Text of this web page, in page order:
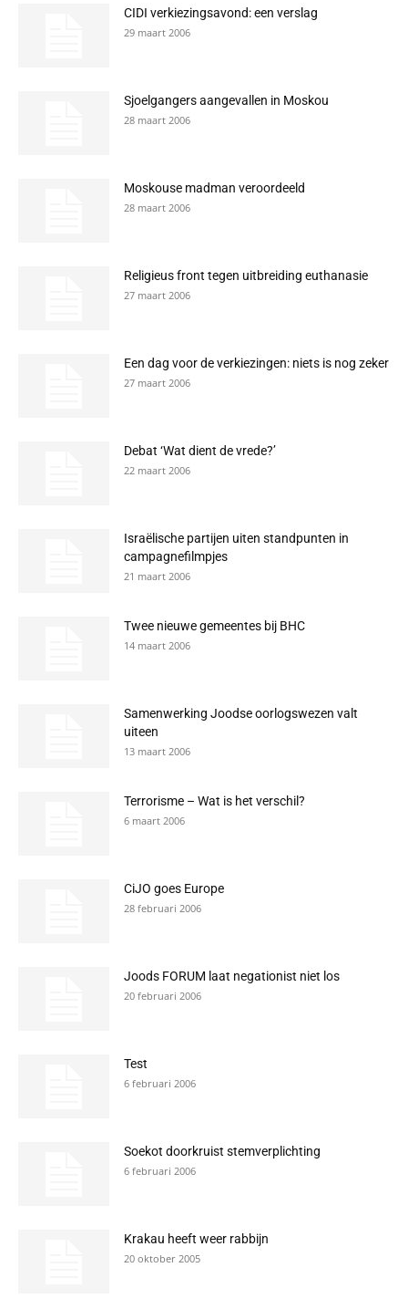
CIDI verkiezingsavond: een verslag
29 maart 2006
Sjoelgangers aangevallen in Moskou
28 maart 2006
Moskouse madman veroordeeld
28 maart 2006
Religieus front tegen uitbreiding euthanasie
27 maart 2006
Een dag voor de verkiezingen: niets is nog zeker
27 maart 2006
Debat ‘Wat dient de vrede?’
22 maart 2006
Israëlische partijen uiten standpunten in
campagnefilmpjes
21 maart 2006
Twee nieuwe gemeentes bij BHC
14 maart 2006
Samenwerking Joodse oorlogswezen valt
uiteen
13 maart 2006
Terrorisme – Wat is het verschil?
6 maart 2006
CiJO goes Europe
28 februari 2006
Joods FORUM laat negationist niet los
20 februari 2006
Test
6 februari 2006
Soekot doorkruist stemverplichting
6 februari 2006
Krakau heeft weer rabbijn
20 oktober 2005